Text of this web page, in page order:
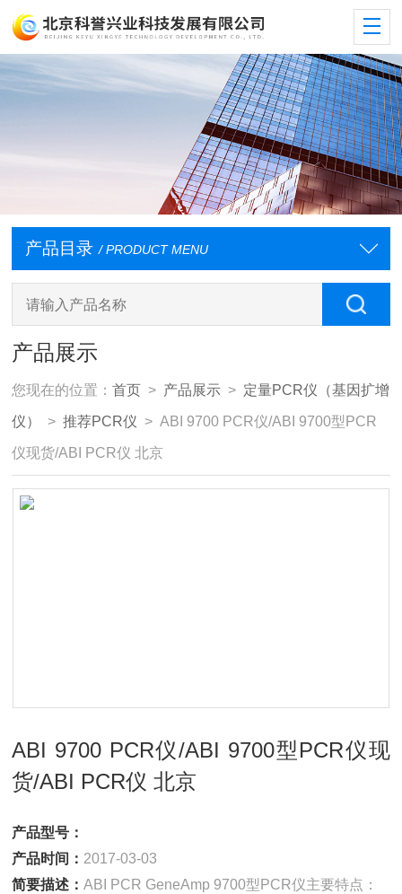
产品目录 / PRODUCT MENU
产品展示
您现在的位置：首页 > 产品展示 > 定量PCR仪（基因扩增
仪） >推荐PCR仪 > ABI 9700 PCR仪/ABI 9700型PCR
仪现货/ABI PCR仪 北京
ABI 9700 PCR仪/ABI 9700型PCR仪现
货/ABI PCR仪 北京
产品型号：
产品时间： 2017-03-03
简要描述：ABI PCR GeneAmp 9700型PCR仪主要特点：